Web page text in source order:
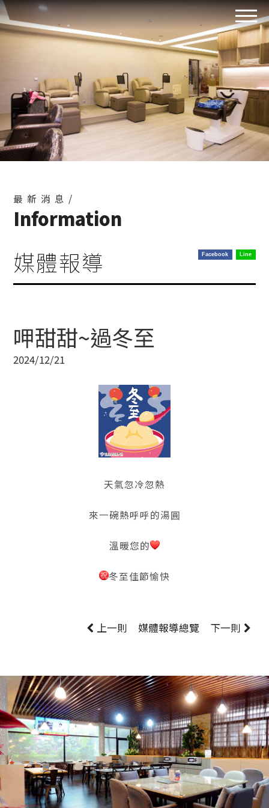
最新消息/
Information
Line
Facebook
媒體報導
呷甜甜~過冬至
2024/12/21
天氣忽冷忽熱
來一碗熱呼呼的湯圓
溫暖您的
冬至佳節愉快
上一則 媒體報導總覽 下一則